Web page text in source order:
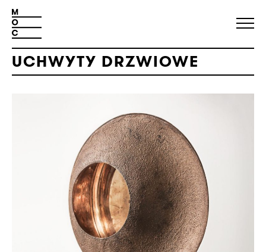
UCHWYTY DRZWIOWE